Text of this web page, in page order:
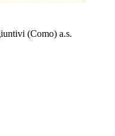
(Como) a.s.